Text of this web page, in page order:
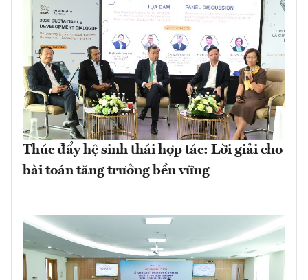
Thúc đẩy hệ sinh thái hợp tác: Lời giải cho
bài toán tăng trưởng bền vững